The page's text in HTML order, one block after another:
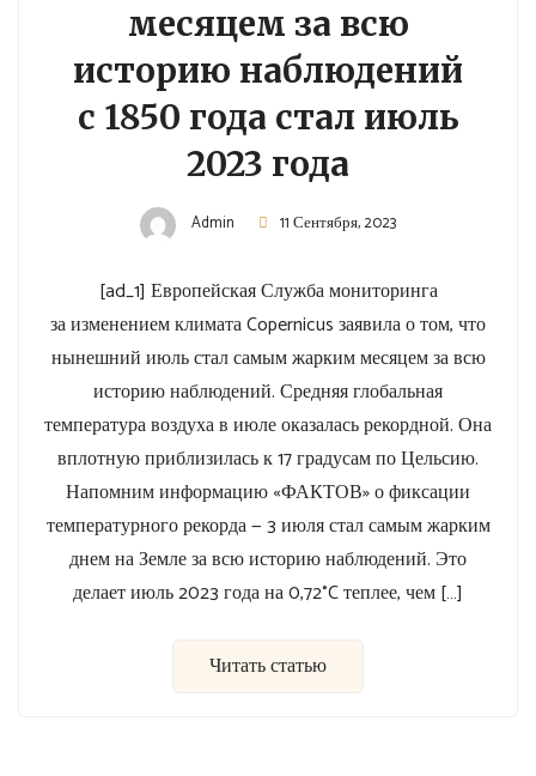
месяцем за всю
историю наблюдений
с 1850 года стал июль
2023 года
Admin 11 Сентября, 2023
[ad_1] Европейская Служба мониторинга
за изменением климата Copernicus заявила о том, что
нынешний июль стал самым жарким месяцем за всю
историю наблюдений. Средняя глобальная
температура воздуха в июле оказалась рекордной. Она
вплотную приблизилась к 17 градусам по Цельсию.
Напомним информацию «ФАКТОВ» о фиксации
температурного рекорда — 3 июля стал самым жарким
днем на Земле за всю историю наблюдений. Это
делает июль 2023 года на 0,72°C теплее, чем […]
Читать статью